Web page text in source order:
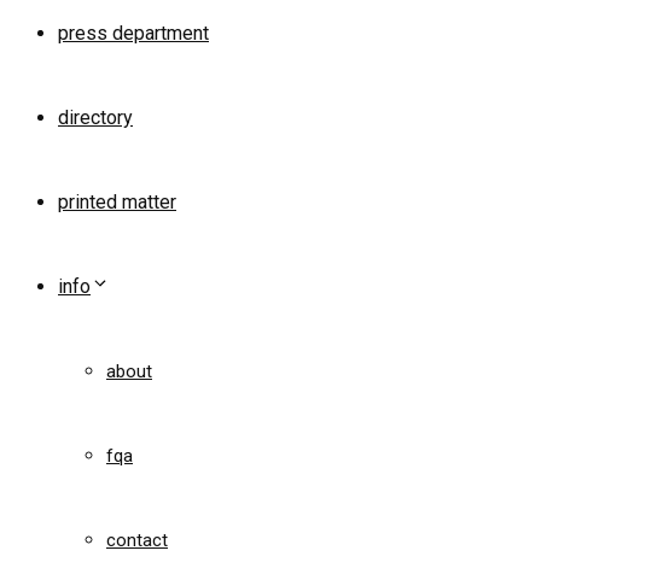
press department
directory
printed matter
info
about
fqa
contact